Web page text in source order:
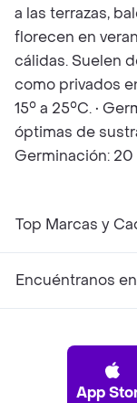
a las terrazas,
florecen en
cálidas. Suelen
como privados
15° a 25°C. •
óptimas de
Germinación: 20
Top Marcas y
Encuéntranos
App